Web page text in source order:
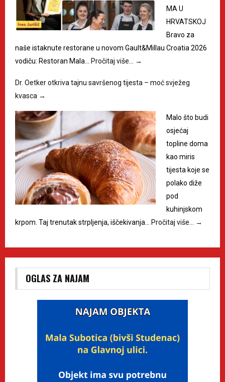
MA U
HRVATSKOJ
Bravo za
naše istaknute restorane u novom Gault&Millau Croatia 2026
vodiču: Restoran Mala…
Pročitaj više… →
Dr. Oetker otkriva tajnu savršenog tijesta – moć svježeg
kvasca →
Malo što budi
osjećaj
topline doma
kao miris
tijesta koje se
polako diže
pod
kuhinjskom
krpom. Taj trenutak strpljenja, iščekivanja…
Pročitaj više… →
OGLAS ZA NAJAM